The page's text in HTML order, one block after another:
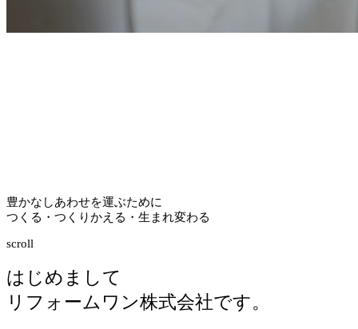
豊かなしあわせを運ぶために
つくる・つくりかえる・生まれ変わる
scroll
はじめまして
リフォームワン株式会社です。